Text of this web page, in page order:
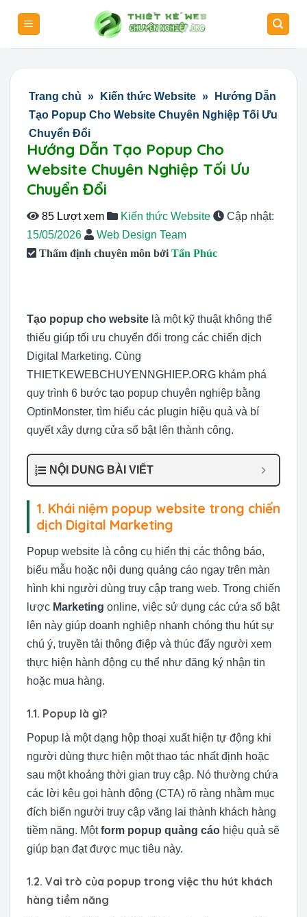
content
Trang chủ » Kiến thức Website »
Hướng Dẫn
Tạo Popup Cho Website Chuyên Nghiệp Tối Ưu
Chuyển Đổi
Hướng Dẫn Tạo Popup Cho
Website Chuyên Nghiệp Tối Ưu
Chuyển Đổi
85 Lượt xem Kiến thức Website
Cập nhật:
15/05/2026
Web Design Team
Thẩm định chuyên môn bởi Tấn Phúc
Tạo popup cho website là một kỹ thuật không thể
thiếu giúp tối ưu chuyển đổi trong các chiến dịch
Digital Marketing. Cùng
THIETKEWEBCHUYENNGHIEP.ORG khám phá
quy trình 6 bước tạo popup chuyên nghiệp bằng
OptinMonster, tìm hiểu các plugin hiệu quả và bí
quyết xây dựng cửa sổ bật lên thành công.
NỘI DUNG BÀI VIẾT
1. Khái niệm popup website trong chiến
dịch Digital Marketing
Popup website là công cụ hiển thị các thông báo,
biểu mẫu hoặc nội dung quảng cáo ngay trên màn
hình khi người dùng truy cập trang web. Trong chiến
lược Marketing online, việc sử dụng các cửa sổ bật
lên này giúp doanh nghiệp nhanh chóng thu hút sự
chú ý, truyền tải thông điệp và thúc đẩy người xem
thực hiện hành động cụ thể như đăng ký nhận tin
hoặc mua hàng.
1.1. Popup là gì?
Popup là một dạng hộp thoại xuất hiện tự động khi
người dùng thực hiện một thao tác nhất định hoặc
sau một khoảng thời gian truy cập. Nó thường chứa
các lời kêu gọi hành động (CTA) rõ ràng nhằm mục
đích biến người truy cập vãng lai thành khách hàng
tiềm năng. Mộtform popup quảng cáo hiệu quả sẽ
giúp bạn đạt được mục tiêu này.
1.2. Vai trò của popup trong việc thu hút khách
hàng tiềm năng